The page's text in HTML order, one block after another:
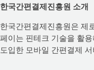
한국간편결제진흥원 소개
한국간편결제진흥원은 제
페이는 핀테크 기술을 활
도입한 모바일 간편결제